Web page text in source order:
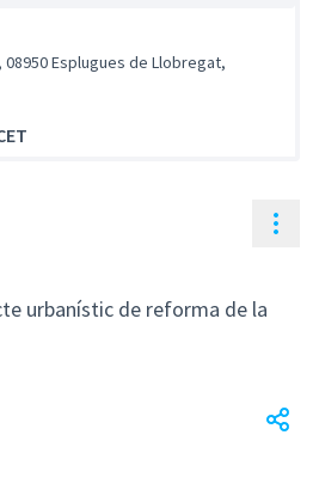
Esplugues de Llobregat,
urbanístic de reforma de la